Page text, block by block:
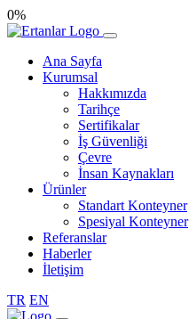
0%
Ana Sayfa
Kurumsal
Hakkımızda
Tarihçe
Sertifikalar
İş Güvenliği
Çevre
İnsan Kaynakları
Ürünler
Standart Konteyner
Spesiyal Konteyner
Referanslar
Haberler
İletişim
TR EN